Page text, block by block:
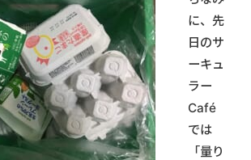
に、先
日のサ
ーキュ
ラー
Café
では
「量り